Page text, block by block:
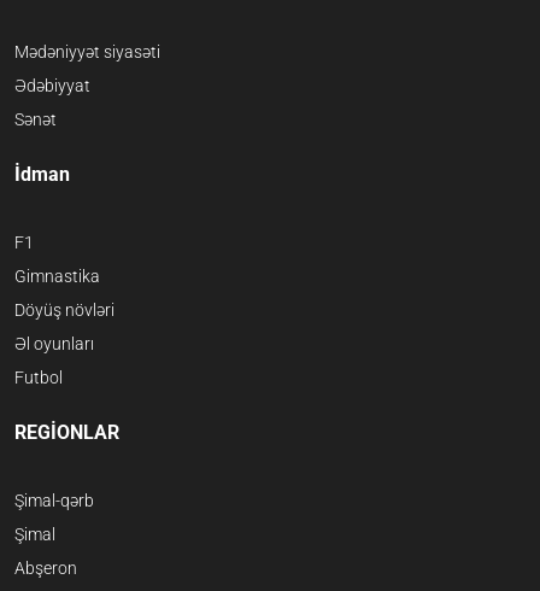
Mədəniyyət siyasəti
Ədəbiyyat
Sənət
İdman
F1
Gimnastika
Döyüş növləri
Əl oyunları
Futbol
REGİONLAR
Şimal-qərb
Şimal
Abşeron